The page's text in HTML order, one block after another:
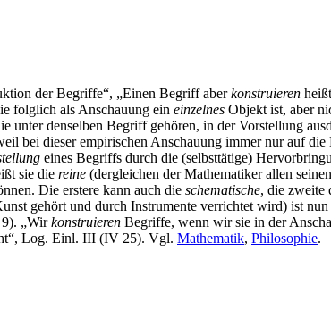
der Begriffe“, „Einen Begriff aberkonstruieren
folglich als Anschauung ein einzelnes Objekt ist, aber
denselben Begriff gehören, in der Vorstellung
bei dieser empirischen Anschauung immer nur auf
eines Begriffs durch die (selbsttätige)
sie die reine (dergleichen der Mathematiker allen
Die erstere kann auch die schematische, die zweite
gehört und durch Instrumente verrichtet wird) ist
„Wirkonstruieren Begriffe, wenn wir sie in der
Log. Einl. III (IV 25). Vgl. Mathematik, Philosophie.